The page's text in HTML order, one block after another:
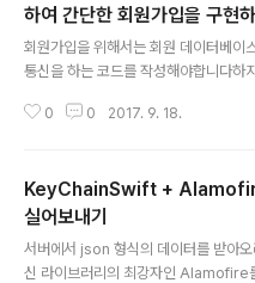
하여 간단한 회원가입을 구현
회원가입을 위해서는 회원 데이터베이
통신을 하는 코드를 작성해야합니다
어요////
import UIKitimport
ewController: UIViewController {
k var emailTextField:
ak var passwordTe..
0 0 2017. 9. 18.
KeyChainSwift + Alamofire 로 http header
실어보내기
서버에서 json 형식의 데이터를 받아
신 라이브러리의 최강자인